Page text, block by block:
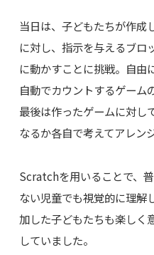
当日は、子どもたちが作成
に対し、指示を与えるブロ
に動かすことに挑戦。自由
自動でカウントするゲーム
最後は作ったゲームに対し
なるか各自で考えてアレン
Scratchを用いることで、
ない児童でも視覚的に理解
加した子どもたちも楽しく
していました。